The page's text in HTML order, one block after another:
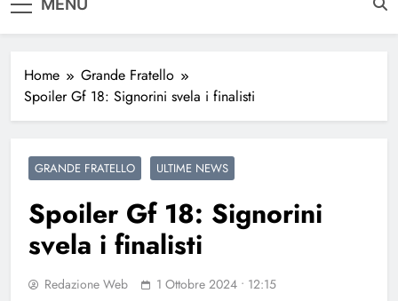
MENU
Home
Grande Fratello
Spoiler Gf 18: Signorini svela i finalisti
GRANDE FRATELLO ULTIME NEWS
Spoiler Gf 18: Signorini
svela i finalisti
Redazione Web 1 Ottobre 2024 • 12:15